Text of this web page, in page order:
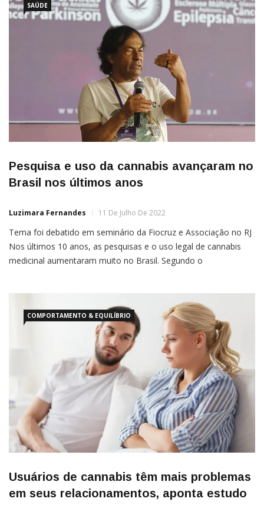
diretamente […]
SAÚDE
Pesquisa e uso da cannabis avançaram no
Brasil nos últimos anos
Luzimara Fernandes 11 De Julho De 2022
Tema foi debatido em seminário da Fiocruz e Associação no RJ
Nos últimos 10 anos, as pesquisas e o uso legal de cannabis
medicinal aumentaram muito no Brasil. Segundo o
a tendência mundial de regulamentação de medicamentos […]
COMPORTAMENTO & EQUILÍBRIO
Usuários de cannabis têm mais problemas
em seus relacionamentos, aponta estudo